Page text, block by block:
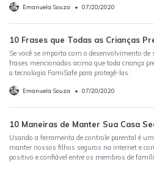
Emanuela Souza • 07/20/2020
10 Frases que Todas as Crianças
Se você se importa com o desenvolvimento de
frases mencionadas acima que toda criança
a tecnologia FamiSafe para protegê-las.
Emanuela Souza • 07/20/2020
10 Maneiras de Manter Sua Casa
Usando a ferramenta de controle parental é
manter nossos filhos seguros na internet e
positivo e confiável entre os membros de